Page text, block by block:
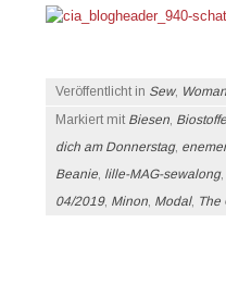
Veröffentlicht in Sew, Woman
Markiert mit Biesen,
dich am Donnerstag,
Beanie, lille-MAG-sewalong,
04/2019, Minon, Modal, The